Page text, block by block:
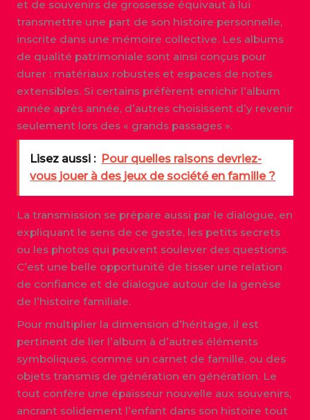
et de souvenirs de grossesse équivaut à lui
transmettre une part de son histoire personnelle,
inscrite dans une mémoire collective. Les albums
de qualité patrimoniale sont ainsi conçus pour
durer : matériaux robustes et espaces de notes
extensibles. Si certains préfèrent enrichir l’album
année après année, d’autres choisissent d’y revenir
seulement lors des « grands passages ».
Lisez aussi : Pour quelles raisons devriez-
vous jouer à des jeux de société en famille ?
La transmission se prépare aussi par le dialogue, en
expliquant le sens de ce geste, les petits secrets
ou les photos qui peuvent soulever des questions.
C’est une belle opportunité de tisser une relation
de confiance et de dialogue autour de la genèse
de l’histoire familiale.
Pour multiplier la dimension d’héritage, il est
pertinent de lier l’album à d’autres éléments
symboliques, comme un carnet de famille, ou des
objets transmis de génération en génération. Le
tout confère une épaisseur nouvelle aux souvenirs,
ancrant solidement l’enfant dans son histoire tout